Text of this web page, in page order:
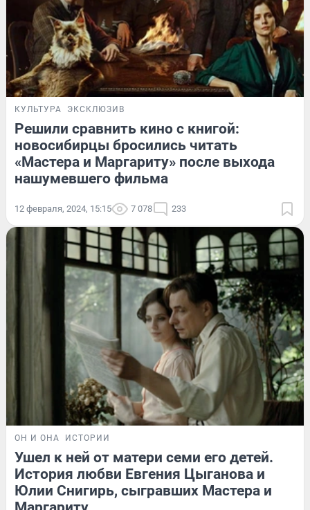
КУЛЬТУРА ЭКСКЛЮЗИВ
Решили сравнить кино с книгой:
новосибирцы бросились читать
«Мастера и Маргариту» после выхода
нашумевшего фильма
12 февраля, 2024, 15:15 7 078 233
ОН И ОНА ИСТОРИИ
Ушел к ней от матери семи его детей.
История любви Евгения Цыганова и
Юлии Снигирь, сыгравших Мастера и